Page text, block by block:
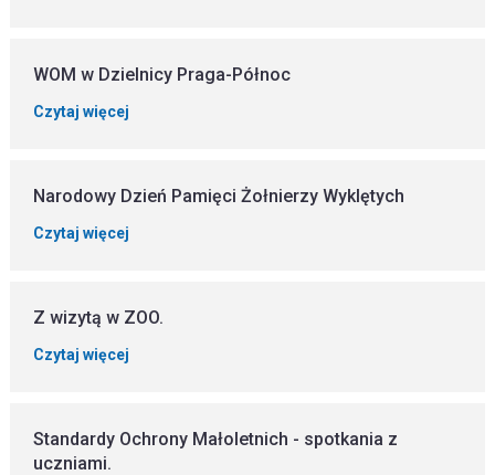
WOM w Dzielnicy Praga-Północ
Czytaj więcej
Narodowy Dzień Pamięci Żołnierzy Wyklętych
Czytaj więcej
Z wizytą w ZOO.
Czytaj więcej
Standardy Ochrony Małoletnich - spotkania z
uczniami.